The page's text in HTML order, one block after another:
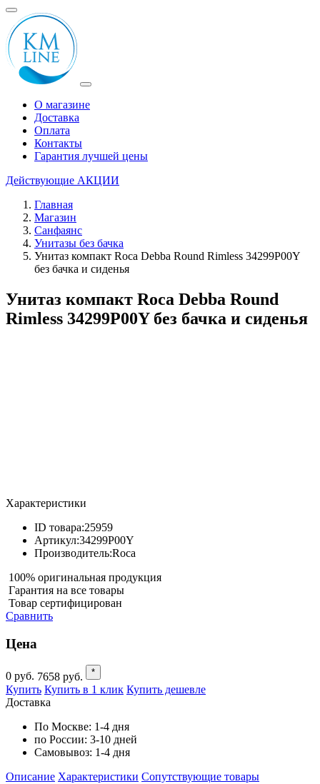
О магазине
Доставка
Оплата
Контакты
Гарантия лучшей цены
Действующие АКЦИИ
Главная
Магазин
Санфаянс
Унитазы без бачка
Унитаз компакт Roca Debba Round Rimless 34299P00Y
без бачка и сиденья
Унитаз компакт Roca Debba Round
Rimless 34299P00Y без бачка и сиденья
Характеристики
ID товара:25959
Артикул:34299P00Y
Производитель:Roca
100% оригинальная продукция
Гарантия на все товары
Товар сертифицирован
Сравнить
Цена
0 руб. 7658 руб. *
Купить Купить в 1 клик Купить дешевле
Доставка
По Москве: 1-4 дня
по России: 3-10 дней
Самовывоз: 1-4 дня
Описание Характеристики Cопутствующие товары